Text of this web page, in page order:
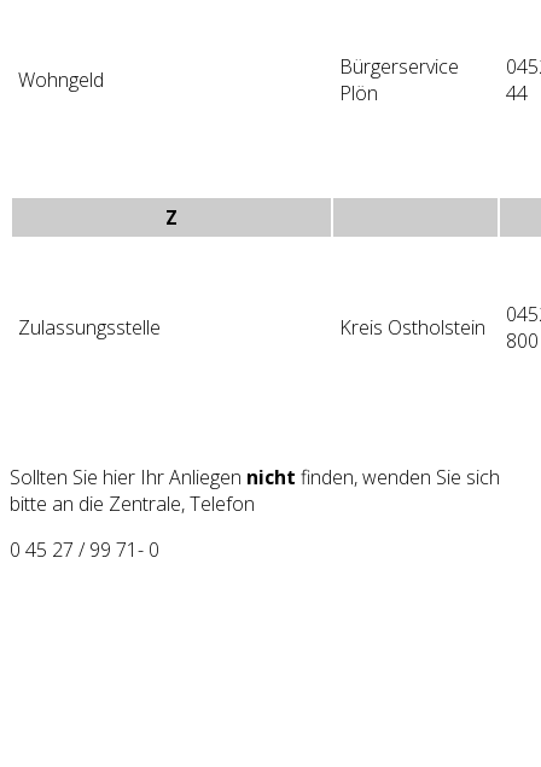
Wohngeld
Bürgerservice
Plön
44
Z
Zulassungsstelle Kreis Ostholstein
800
Sollten Sie hier Ihr Anliegen nicht finden, wenden Sie sich
bitte an die Zentrale, Telefon
0 45 27 / 99 71- 0